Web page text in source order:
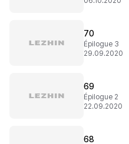
70
Épilogue 3
29.09.2020
69
Épilogue 2
22.09.2020
68